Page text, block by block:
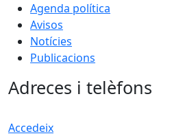
Agenda política
Avisos
Notícies
Publicacions
Adreces i telèfons
Accedeix